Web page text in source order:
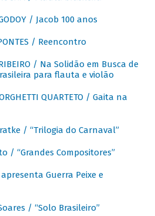
/ Jacob 100 anos
/ Reencontro
/ Na Solidão em Busca de
para flauta e violão
QUARTETO / Gaita na
/ “Trilogia do Carnaval”
/ “Grandes Compositores”
Guerra Peixe e
/ “Solo Brasileiro”